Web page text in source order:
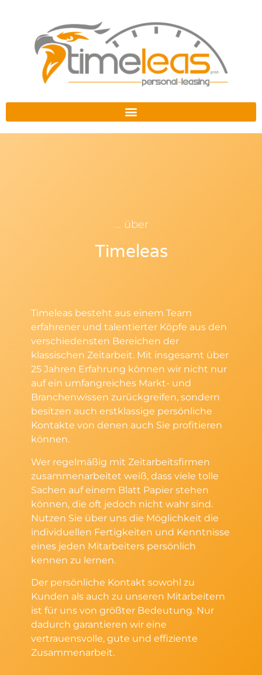
... über
Timeleas
Timeleas besteht aus einem Team
erfahrener und talentierter Köpfe aus den
verschiedensten Bereichen der
klassischen Zeitarbeit. Mit insgesamt über
25 Jahren Erfahrung können wir nicht nur
auf ein umfangreiches Markt- und
Branchenwissen zurückgreifen, sondern
besitzen auch erstklassige persönliche
Kontakte von denen auch Sie profitieren
können.
Wer regelmäßig mit Zeitarbeitsfirmen
zusammenarbeitet weiß, dass viele tolle
Sachen auf einem Blatt Papier stehen
können, die oft jedoch nicht wahr sind.
Nutzen Sie über uns die Möglichkeit die
individuellen Fertigkeiten und Kenntnisse
eines jeden Mitarbeiters persönlich
kennen zu lernen.
Der persönliche Kontakt sowohl zu
Kunden als auch zu unseren Mitarbeitern
ist für uns von größter Bedeutung. Nur
dadurch garantieren wir eine
vertrauensvolle, gute und effiziente
Zusammenarbeit.